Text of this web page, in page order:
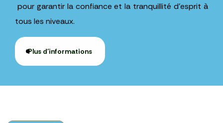
pour garantir la confiance et la tranquillité d’esprit à
tous les niveaux.
Plus d'informations